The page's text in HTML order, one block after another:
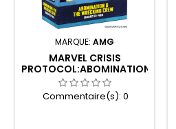
MARQUE: AMG
MARVEL CRISIS
PROTOCOL:ABOMINATION
& WRECKING CREW
Commentaire(s): 0